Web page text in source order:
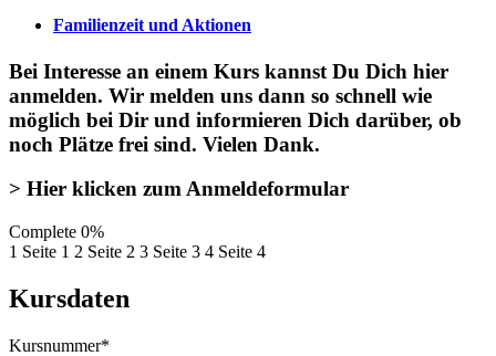
Familienzeit und Aktionen
Bei Interesse an einem Kurs kannst Du Dich hier
anmelden. Wir melden uns dann so schnell wie
möglich bei Dir und informieren Dich darüber, ob
noch Plätze frei sind. Vielen Dank.
> Hier klicken zum Anmeldeformular
Complete 0%
1 Seite 1 2 Seite 2 3 Seite 3 4 Seite 4
Kursdaten
Kursnummer*